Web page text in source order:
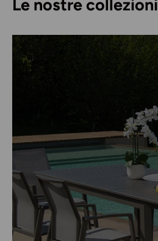
Le nostre collezioni